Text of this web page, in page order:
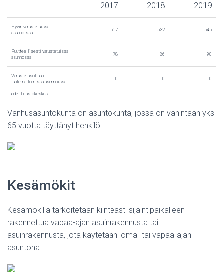
2017 2018 2019
Hyvin varustetuissa
asunnoissa
517 532 545
Puutteellisesti varustetuissa
asunnossa
78 86 90
Varustetasoltaan
tuntemattomissa asunnoissa
0 0 0
Lähde: Tilastokeskus.
Vanhusasuntokunta on asuntokunta, jossa on vähintään yksi
65 vuotta täyttänyt henkilö.
Kesämökit
Kesämökillä tarkoitetaan kiinteästi sijaintipaikalleen
rakennettua vapaa-ajan asuinrakennusta tai
asuinrakennusta, jota käytetään loma- tai vapaa-ajan
asuntona.